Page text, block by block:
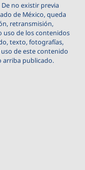
no existir previa
de México, queda
retransmisión,
uso de los contenidos
texto, fotografías,
de este contenido
arriba publicado.